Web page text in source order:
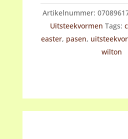
set
Pasen
uitstekers.
Artikelnummer:
Uitsteekvormen Tags:
easter, pasen,
wilton